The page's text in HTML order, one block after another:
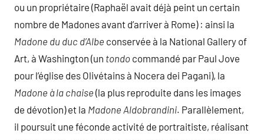
ou un propriétaire (Raphaël avait déjà peint un certain
nombre de Madones avant d’arriver à Rome) : ainsi la
Madone du duc d’Albe conservée à la National Gallery of
Art, à Washington (un tondo commandé par Paul Jove
pour l’église des Olivétains à Nocera dei Pagani), la
Madone à la chaise (la plus reproduite dans les images
de dévotion) et la Madone Aldobrandini. Parallèlement,
il poursuit une féconde activité de portraitiste, réalisant